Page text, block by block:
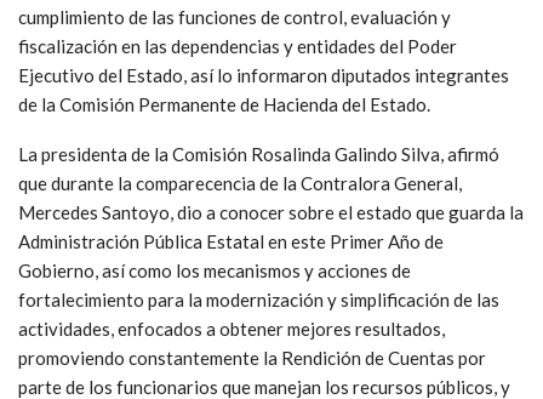
cumplimiento de las funciones de control, evaluación y
fiscalización en las dependencias y entidades del Poder
Ejecutivo del Estado, así lo informaron diputados integrantes
de la Comisión Permanente de Hacienda del Estado.
La presidenta de la Comisión Rosalinda Galindo Silva, afirmó
que durante la comparecencia de la Contralora General,
Mercedes Santoyo, dio a conocer sobre el estado que guarda la
Administración Pública Estatal en este Primer Año de
Gobierno, así como los mecanismos y acciones de
fortalecimiento para la modernización y simplificación de las
actividades, enfocados a obtener mejores resultados,
promoviendo constantemente la Rendición de Cuentas por
parte de los funcionarios que manejan los recursos públicos, y